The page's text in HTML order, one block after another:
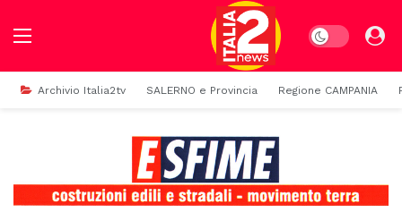
Dark mode
Archivio Italia2tv SALERNO e Provincia Regione CAMPANIA